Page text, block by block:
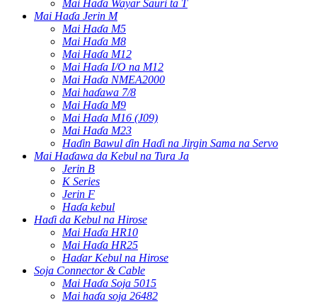
Mai Haɗa Wayar Sauri ta T
Mai Haɗa Jerin M
Mai Haɗa M5
Mai Haɗa M8
Mai Haɗa M12
Mai Haɗa I/O na M12
Mai Haɗa NMEA2000
Mai haɗawa 7/8
Mai Haɗa M9
Mai Haɗa M16 (J09)
Mai Haɗa M23
Haɗin Bawul ɗin Haɗi na Jirgin Sama na Servo
Mai Haɗawa da Kebul na Tura Ja
Jerin B
K Series
Jerin F
Haɗa kebul
Haɗi da Kebul na Hirose
Mai Haɗa HR10
Mai Haɗa HR25
Haɗar Kebul na Hirose
Soja Connector & Cable
Mai Haɗa Soja 5015
Mai haɗa soja 26482